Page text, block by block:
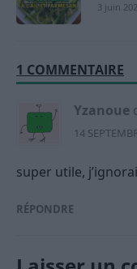
3 juin
1 COMMENTAIRE
Yzanoue
14
super utile,
RÉPONDRE